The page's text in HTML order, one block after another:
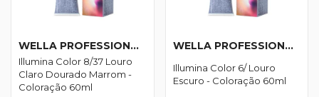
WELLA PROFESSIONALS
Illumina Color 8/37 Louro
Claro Dourado Marrom -
Coloração 60ml
WELLA PROFESSIONALS
Illumina Color 6/ Louro
Escuro - Coloração 60ml